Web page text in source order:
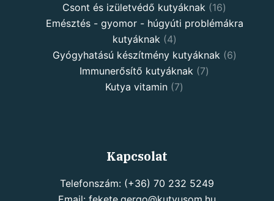
Csont és izületvédő kutyáknak
16
Emésztés - gyomor - húgyúti problémákra
kutyáknak
4
Gyógyhatású készítmény kutyáknak
6
Immunerősítő kutyáknak
7
Kutya vitamin 7
Kapcsolat
Telefonszám: (+36) 70 232 5249